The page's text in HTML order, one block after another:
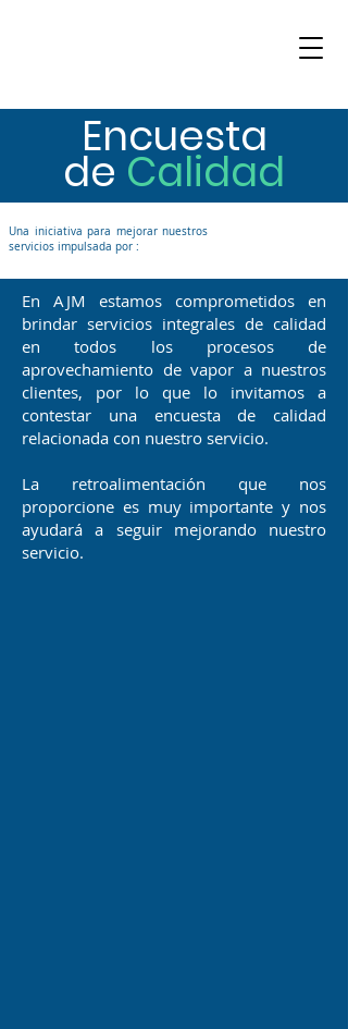
Encuesta
de Calidad
Una iniciativa para mejorar nuestros
servicios impulsada por :
En AJM estamos comprometidos en
brindar servicios integrales de calidad
en todos los procesos de
aprovechamiento de vapor a nuestros
clientes, por lo que lo invitamos a
contestar una encuesta de calidad
relacionada con nuestro servicio.
La retroalimentación que nos
proporcione es muy importante y nos
ayudará a seguir mejorando nuestro
servicio.